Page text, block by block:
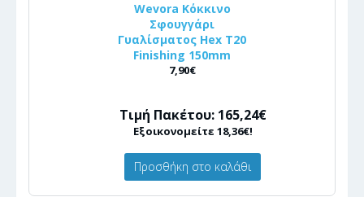
Wevora Κόκκινο
Σφουγγάρι
Γυαλίσματος Hex T20
Finishing 150mm
7,90€
Τιμή Πακέτου: 165,24€
Εξοικονομείτε 18,36€!
Προσθήκη στο καλάθι